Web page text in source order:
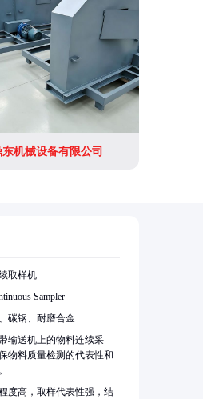
机械设备有限公司
取样机
Sampler
碳钢、耐磨合金
输送机上的物料连续采
物料质量检测的代表性和
度高，取样代表性强，结